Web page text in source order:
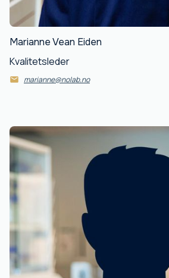
Marianne Vean Eiden
Kvalitetsleder
marianne@nolab.no